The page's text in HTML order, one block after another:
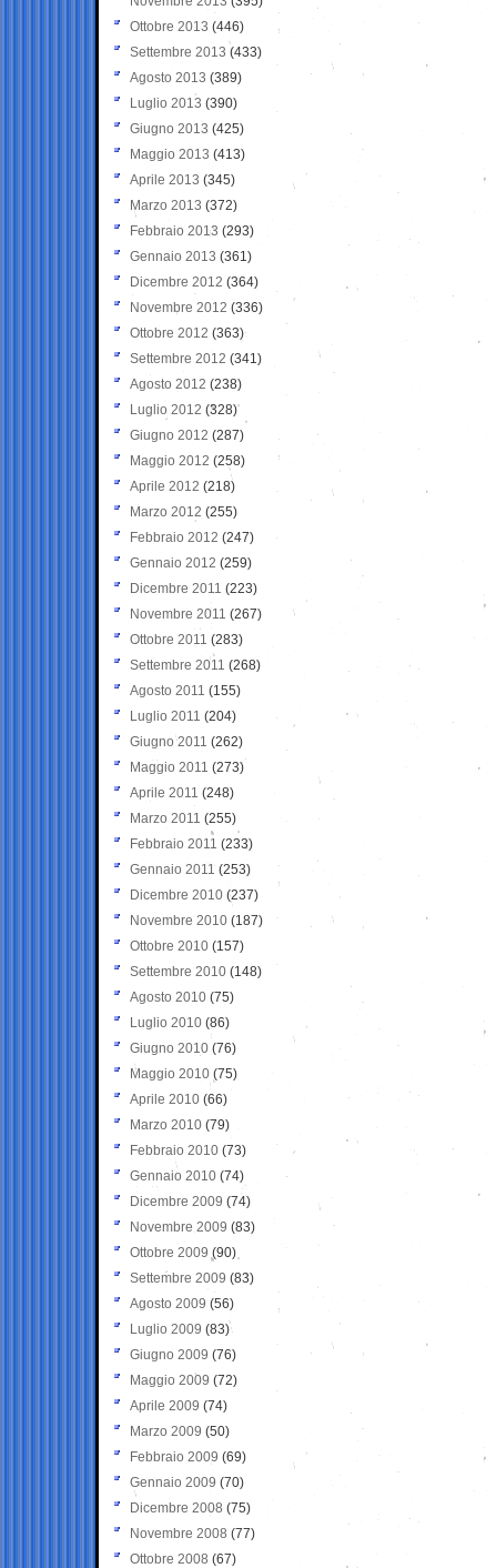
Ottobre 2013 (446)
Settembre 2013 (433)
Agosto 2013 (389)
Luglio 2013 (390)
Giugno 2013 (425)
Maggio 2013 (413)
Aprile 2013 (345)
Marzo 2013 (372)
Febbraio 2013 (293)
Gennaio 2013 (361)
Dicembre 2012 (364)
Novembre 2012 (336)
Ottobre 2012 (363)
Settembre 2012 (341)
Agosto 2012 (238)
Luglio 2012 (328)
Giugno 2012 (287)
Maggio 2012 (258)
Aprile 2012 (218)
Marzo 2012 (255)
Febbraio 2012 (247)
Gennaio 2012 (259)
Dicembre 2011 (223)
Novembre 2011 (267)
Ottobre 2011 (283)
Settembre 2011 (268)
Agosto 2011 (155)
Luglio 2011 (204)
Giugno 2011 (262)
Maggio 2011 (273)
Aprile 2011 (248)
Marzo 2011 (255)
Febbraio 2011 (233)
Gennaio 2011 (253)
Dicembre 2010 (237)
Novembre 2010 (187)
Ottobre 2010 (157)
Settembre 2010 (148)
Agosto 2010 (75)
Luglio 2010 (86)
Giugno 2010 (76)
Maggio 2010 (75)
Aprile 2010 (66)
Marzo 2010 (79)
Febbraio 2010 (73)
Gennaio 2010 (74)
Dicembre 2009 (74)
Novembre 2009 (83)
Ottobre 2009 (90)
Settembre 2009 (83)
Agosto 2009 (56)
Luglio 2009 (83)
Giugno 2009 (76)
Maggio 2009 (72)
Aprile 2009 (74)
Marzo 2009 (50)
Febbraio 2009 (69)
Gennaio 2009 (70)
Dicembre 2008 (75)
Novembre 2008 (77)
Ottobre 2008 (67)